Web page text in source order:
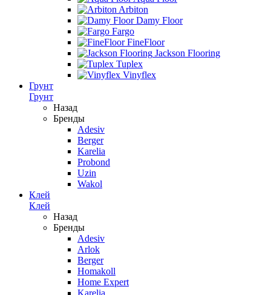
Arbiton
Damy Floor
Fargo
FineFloor
Jackson Flooring
Tuplex
Vinyflex
Грунт
Грунт
Назад
Бренды
Adesiv
Berger
Karelia
Probond
Uzin
Wakol
Клей
Клей
Назад
Бренды
Adesiv
Arlok
Berger
Homakoll
Home Expert
Karelia